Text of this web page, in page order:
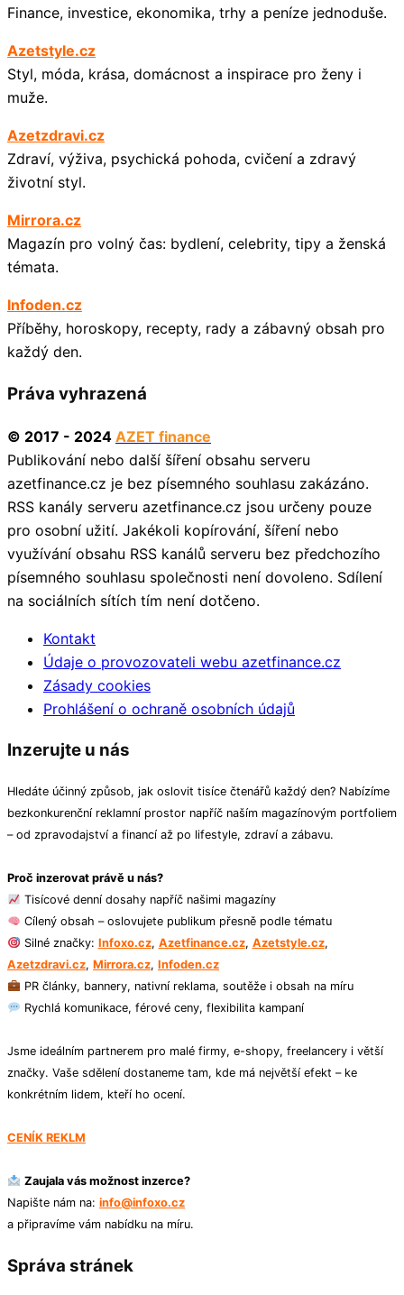
Finance, investice, ekonomika, trhy a peníze jednoduše.
Azetstyle.cz
Styl, móda, krása, domácnost a inspirace pro ženy i
muže.
Azetzdravi.cz
Zdraví, výživa, psychická pohoda, cvičení a zdravý
životní styl.
Mirrora.cz
Magazín pro volný čas: bydlení, celebrity, tipy a ženská
témata.
Infoden.cz
Příběhy, horoskopy, recepty, rady a zábavný obsah pro
každý den.
Práva vyhrazená
© 2017 - 2024 AZET finance
Publikování nebo další šíření obsahu serveru
azetfinance.cz je bez písemného souhlasu zakázáno.
RSS kanály serveru azetfinance.cz jsou určeny pouze
pro osobní užití. Jakékoli kopírování, šíření nebo
využívání obsahu RSS kanálů serveru bez předchozího
písemného souhlasu společnosti není dovoleno. Sdílení
na sociálních sítích tím není dotčeno.
Kontakt
Údaje o provozovateli webu azetfinance.cz
Zásady cookies
Prohlášení o ochraně osobních údajů
Inzerujte u nás
Hledáte účinný způsob, jak oslovit tisíce čtenářů každý den? Nabízíme
bezkonkurenční reklamní prostor napříč naším magazínovým portfoliem
– od zpravodajství a financí až po lifestyle, zdraví a zábavu.
Proč inzerovat právě u nás?
Tisícové denní dosahy napříč našimi magazíny
Cílený obsah – oslovujete publikum přesně podle tématu
Silné značky: Infoxo.cz, Azetfinance.cz, Azetstyle.cz,
Azetzdravi.cz, Mirrora.cz, Infoden.cz
PR články, bannery, nativní reklama, soutěže i obsah na míru
Rychlá komunikace, férové ceny, flexibilita kampaní
Jsme ideálním partnerem pro malé firmy, e-shopy, freelancery i větší
značky. Vaše sdělení dostaneme tam, kde má největší efekt – ke
konkrétním lidem, kteří ho ocení.
CENÍK REKLM
Zaujala vás možnost inzerce?
Napište nám na: info@infoxo.cz
a připravíme vám nabídku na míru.
Správa stránek